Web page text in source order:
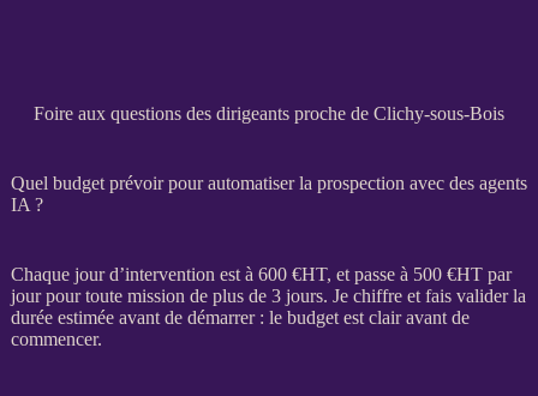
Foire aux questions des dirigeants proche de Clichy-sous-Bois
Quel budget prévoir pour automatiser la prospection avec des agents
IA ?
Chaque jour d’intervention est à 600 €HT, et passe à 500 €HTpar
jour pour toute mission de plus de 3 jours. Je chiffre et fais valider la
durée estimée avant de démarrer : le budget est clair avant de
commencer.